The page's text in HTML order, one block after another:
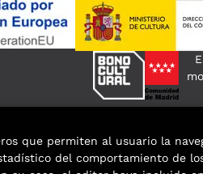
que permiten al usuario la
del comportamiento de